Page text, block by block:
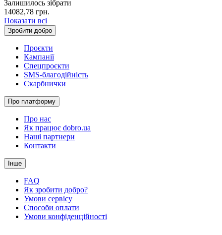
Залишилось зібрати
14082,78 грн.
Показати всі
Зробити добро
Проєкти
Кампанії
Спецпроєкти
SMS-благодійність
Скарбнички
Про платформу
Про нас
Як працює dobro.ua
Наші партнери
Контакти
Інше
FAQ
Як зробити добро?
Умови сервісу
Способи оплати
Умови конфіденційності